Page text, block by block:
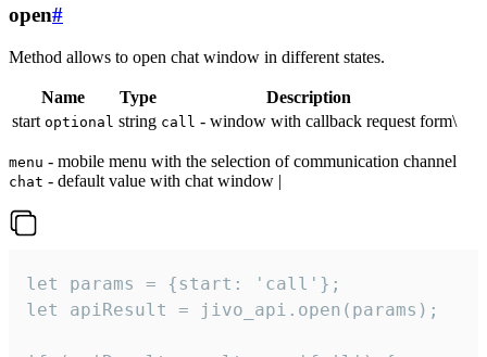
open#
Method allows to open chat window in different states.
Name Type
Description
start optional string call - window with callback request form\
menu - mobile menu with the selection of communication channel
chat - default value with chat window |
let params = {start: 'call'};
let apiResult = jivo_api.open(params);